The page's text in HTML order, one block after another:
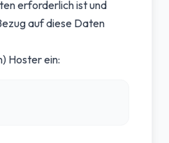
erforderlich ist und
auf diese Daten
Hoster ein: